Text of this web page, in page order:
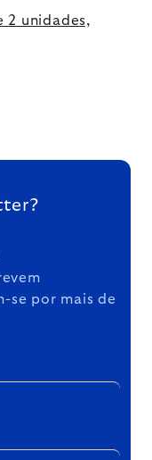
2 unidades,
se por mais de